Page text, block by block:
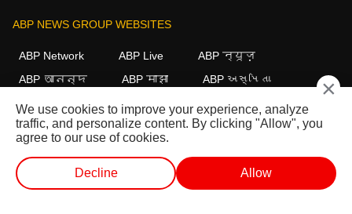
ABP NEWS GROUP WEBSITES
ABP Network ABP Live
ABP न्यूज़
ABP আনন্দ
ABP माझा
ABP અસ્મિતા
ABP Ganga
ABP ਸਾਂਝਾ ABP நாடு ABP దేశం
FOLLOW US
×
We use cookies to improve your experience, analyze
traffic, and personalize content. By clicking "Allow", you
agree to our use of cookies.
Decline Allow